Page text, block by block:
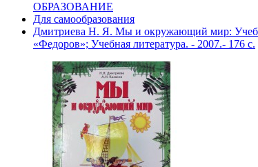
ОБРАЗОВАНИЕ
Для самообразования
Дмитриева Н. Я. Мы и окружающий мир:
«Федоров»; Учебная литература. - 2007.- 176 с.